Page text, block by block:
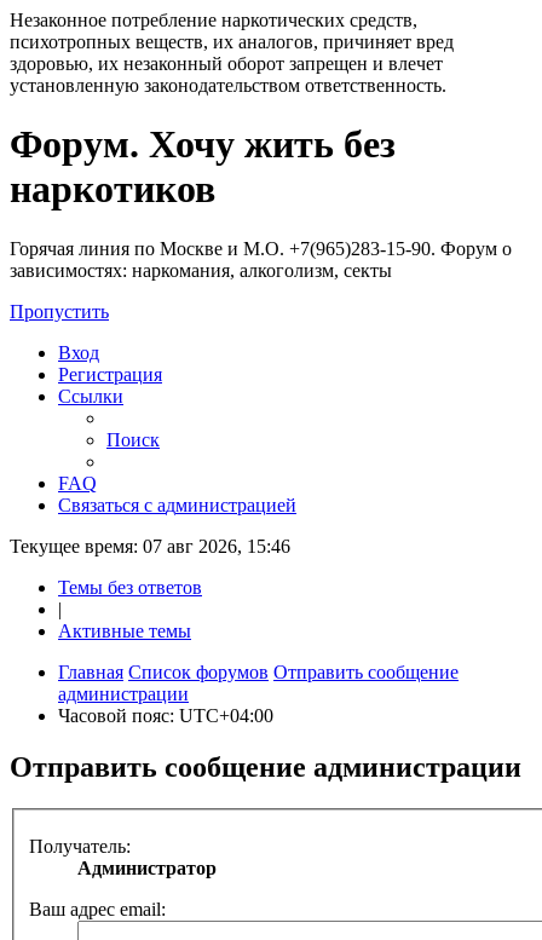
Незаконное потребление наркотических средств,
психотропных веществ, их аналогов, причиняет вред
здоровью, их незаконный оборот запрещен и влечет
установленную законодательством ответственность.
Регистрация
Форум. Хочу жить без
наркотиков
Горячая линия по Москве и М.О. +7(965)283-15-90. Форум о
зависимостях: наркомания, алкоголизм, секты
Пропустить
Вход
Регистрация
Ссылки
Поиск
FAQ
Связаться с администрацией
Текущее время: 07 авг 2026, 15:46
Темы без ответов
|
Активные темы
Главная Список форумов Отправить сообщение
администрации
Часовой пояс: UTC+04:00
Отправить сообщение администрации
Получатель:
Администратор
Ваш адрес email: